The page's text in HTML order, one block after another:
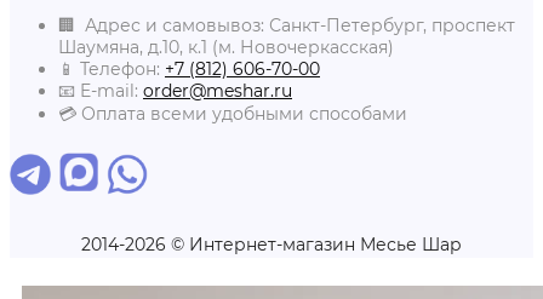
🏢 Адрес и самовывоз: Санкт-Петербург, проспект
Шаумяна, д.10, к.1 (м. Новочеркасская)
📱 Телефон: +7 (812) 606-70-00
📧 E-mail: order@meshar.ru
💳 Оплата всеми удобными способами
2014-2026 © Интернет-магазин Месье Шар